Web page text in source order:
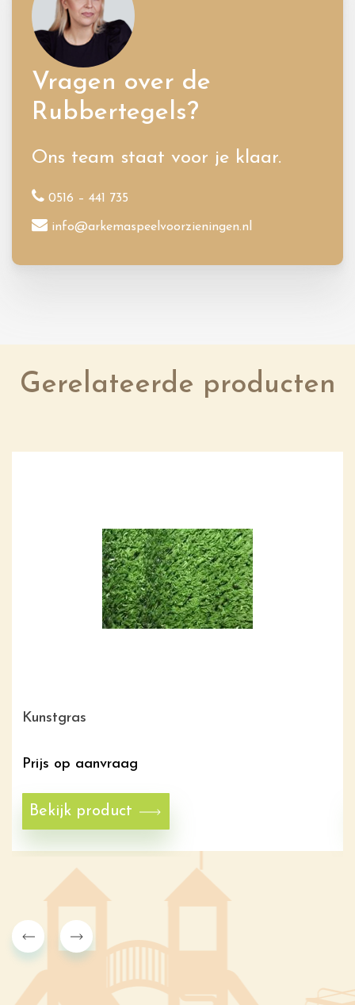
Vragen over de
Rubbertegels?
Ons team staat voor je klaar.
0516 – 441 735
info@arkemaspeelvoorzieningen.nl
Gerelateerde producten
Kunstgras
Prijs op aanvraag
Bekijk product